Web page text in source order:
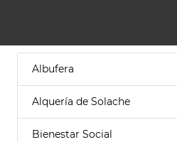
Albufera
Alquería de Solache
Bienestar Social